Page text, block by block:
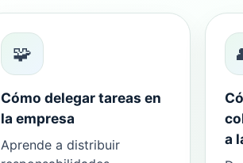
🧩
Cómo delegar tareas en
la empresa
Aprende a distribuir
a